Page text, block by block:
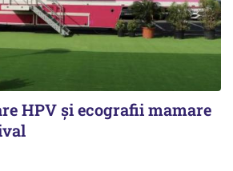
HPV și ecografii mamare